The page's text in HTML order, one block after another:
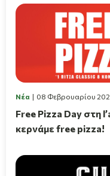
Νέα 08 Φεβρουαρίου
Free Pizza Day στη
κερνάμε free pizza!